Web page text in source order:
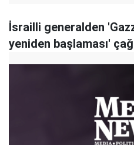
İsrailli generalden
yeniden başlaması'